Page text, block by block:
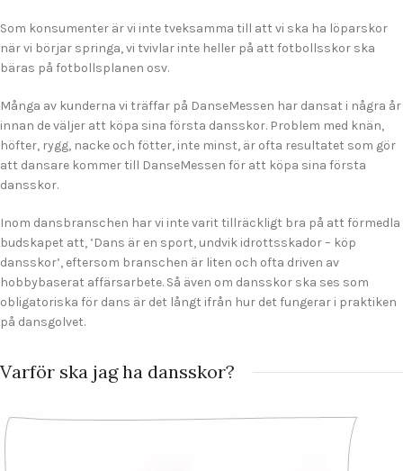
Som konsumenter är vi inte tveksamma till att vi ska ha löparskor
när vi börjar springa, vi tvivlar inte heller på att fotbollsskor ska
bäras på fotbollsplanen osv.
Många av kunderna vi träffar på DanseMessen har dansat i några år
innan de väljer att köpa sina första dansskor. Problem med knän,
höfter, rygg, nacke och fötter, inte minst, är ofta resultatet som gör
att dansare kommer till DanseMessen för att köpa sina första
dansskor.
Inom dansbranschen har vi inte varit tillräckligt bra på att förmedla
budskapet att, ’Dans är en sport, undvik idrottsskador – köp
dansskor’, eftersom branschen är liten och ofta driven av
hobbybaserat affärsarbete. Så även om dansskor ska ses som
obligatoriska för dans är det långt ifrån hur det fungerar i praktiken
på dansgolvet.
Varför ska jag ha dansskor?